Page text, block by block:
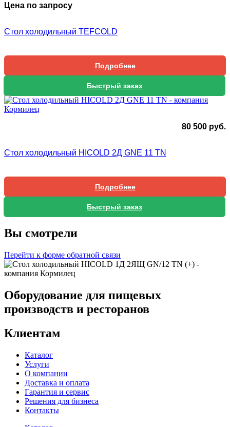
Цена по запросу
Стол холодильный TEFCOLD
Подробнее
Быстрый заказ
80 500 руб.
Стол холодильный HICOLD 2Д GNE 11 TN
Подробнее
Быстрый заказ
Вы смотрели
Перейти к форме обратной связи
Оборудование для пищевых
производств и ресторанов
Клиентам
Каталог
Услуги
О компании
Доставка и оплата
Гарантия и сервис
Решения для бизнеса
Контакты